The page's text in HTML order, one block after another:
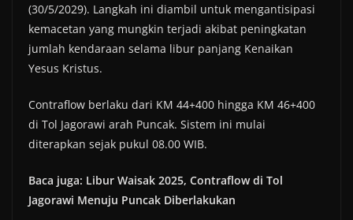
(30/5/2029). Langkah ini diambil untuk mengantisipasi
kemacetan yang mungkin terjadi akibat peningkatan
jumlah kendaraan selama libur panjang Kenaikan
Yesus Kristus.
Contraflow berlaku dari KM 44+400 hingga KM 46+400
di Tol Jagorawi arah Puncak. Sistem ini mulai
diterapkan sejak pukul 08.00 WIB.
Baca juga: Libur Waisak 2025, Contraflow di Tol
Jagorawi Menuju Puncak Diberlakukan